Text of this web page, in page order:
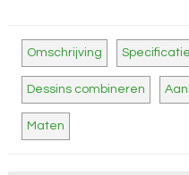
Omschrijving
Dessins combineren
Maten